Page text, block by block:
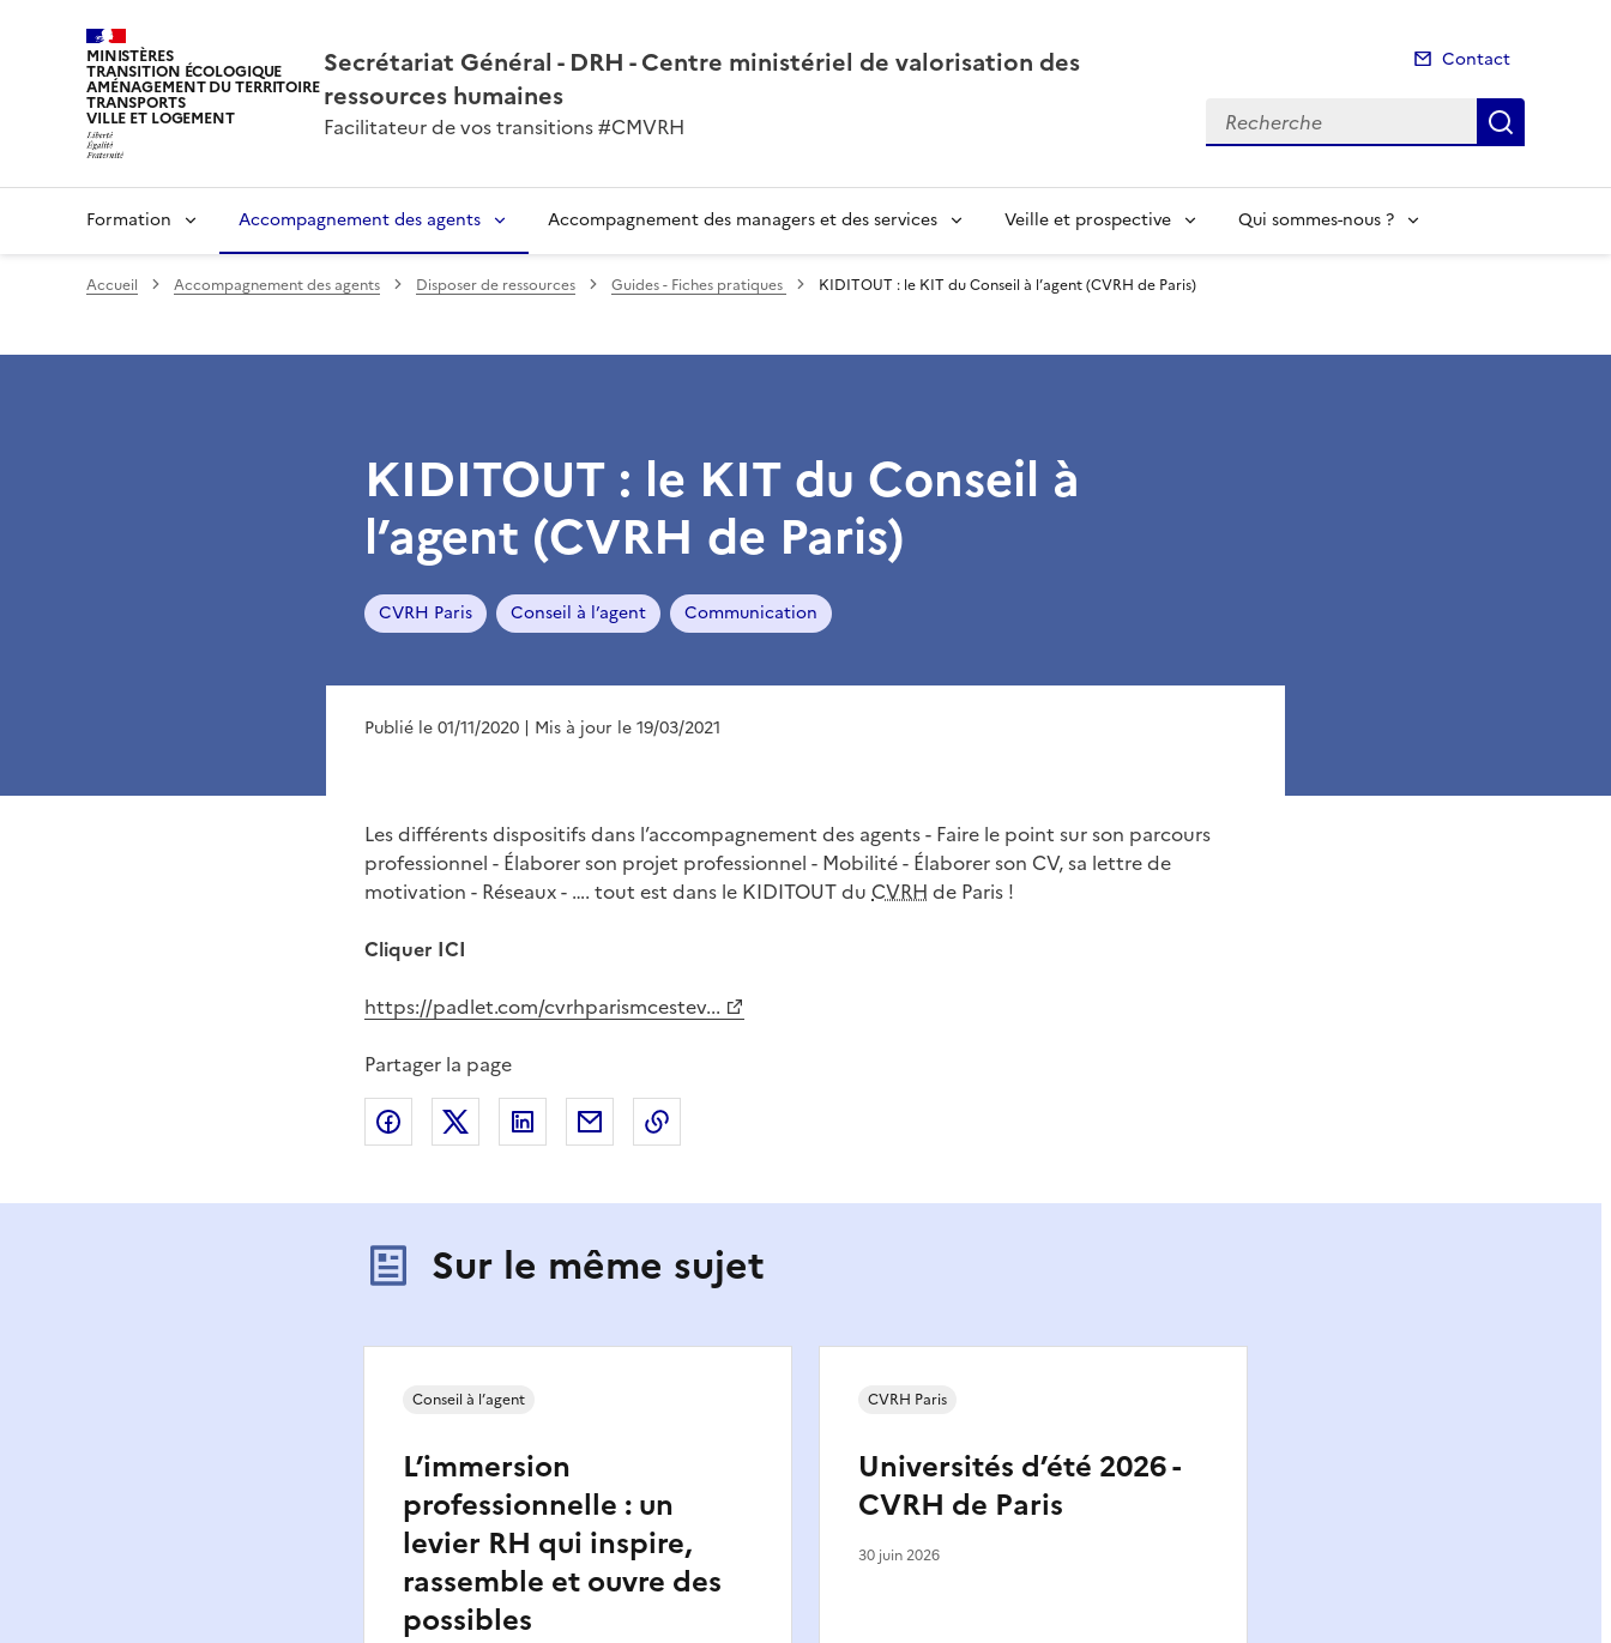
MINISTÈRES
TRANSITION ÉCOLOGIQUE
AMÉNAGEMENT DU TERRITOIRE
TRANSPORTS
VILLE ET LOGEMENT
Secrétariat Général - DRH - Centre ministériel de valorisation des
ressources humaines
Facilitateur de vos transitions #CMVRH
Contact
Recherche
Formation Accompagnement des agents Accompagnement des managers et des services Veille et prospective Qui sommes-nous ?
Accueil Accompagnement des agents Disposer de ressources Guides - Fiches pratiques KIDITOUT : le KIT du Conseil à l’agent (CVRH de Paris)
KIDITOUT : le KIT du Conseil à
l’agent (CVRH de Paris)
CVRH Paris Conseil à l’agent Communication
Publié le 01/11/2020 | Mis à jour le 19/03/2021
Les différents dispositifs dans l’accompagnement des agents - Faire le point sur son parcours
professionnel - Élaborer son projet professionnel - Mobilité - Élaborer son CV, sa lettre de
motivation - Réseaux - …. tout est dans le KIDITOUT du CVRH de Paris !
Cliquer ICI
https://padlet.com/cvrhparismcestev...
Partager la page
Partager sur Facebook
Partager sur XPartager sur LinkedIn
Partager par email
Sur le même sujet
L’immersion
professionnelle : un
levier RH qui inspire,
rassemble et ouvre des
possibles
Conseil à l’agent
Universités d’été 2026 -
CVRH de Paris
CVRH Paris
30 juin 2026